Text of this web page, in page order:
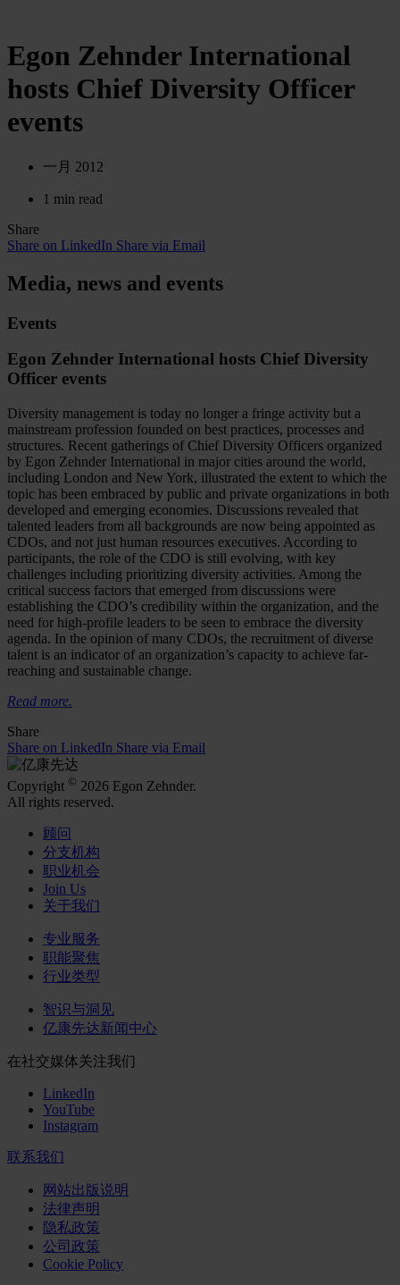
Egon Zehnder International
hosts Chief Diversity Officer
events
一月 2012
1 min read
Share
Share on LinkedIn Share via Email
Media, news and events
Events
Egon Zehnder International hosts Chief Diversity
Officer events
Diversity management is today no longer a fringe activity but a
mainstream profession founded on best practices, processes and
structures. Recent gatherings of Chief Diversity Officers organized
by Egon Zehnder International in major cities around the world,
including London and New York, illustrated the extent to which the
topic has been embraced by public and private organizations in both
developed and emerging economies. Discussions revealed that
talented leaders from all backgrounds are now being appointed as
CDOs, and not just human resources executives. According to
participants, the role of the CDO is still evolving, with key
challenges including prioritizing diversity activities. Among the
critical success factors that emerged from discussions were
establishing the CDO’s credibility within the organization, and the
need for high-profile leaders to be seen to embrace the diversity
agenda. In the opinion of many CDOs, the recruitment of diverse
talent is an indicator of an organization’s capacity to achieve far-
reaching and sustainable change.
Read more.
Share
Share on LinkedIn Share via Email
Copyright © 2026 Egon Zehnder.
All rights reserved.
顾问
分支机构
职业机会
Join Us
关于我们
专业服务
职能聚焦
行业类型
智识与洞见
亿康先达新闻中心
在社交媒体关注我们
LinkedIn
YouTube
Instagram
联系我们
网站出版说明
法律声明
隐私政策
公司政策
Cookie Policy